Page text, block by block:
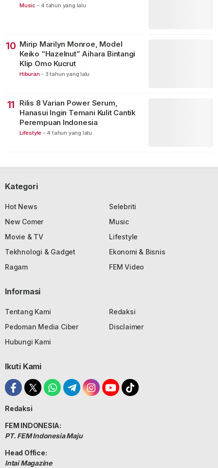
Music - 4 tahun yang lalu
10 Mirip Marilyn Monroe, Model
Keiko “Hazelnut” Aihara Bintangi
Klip Omo Kucrut
Hiburan - 3 tahun yang lalu
11
Rilis 8 Varian Power Serum,
Hanasui Ingin Temani Kulit Cantik
Perempuan Indonesia
Lifestyle - 4 tahun yang lalu
Kategori
Hot News
Selebriti
New Comer
Music
Movie & TV
Lifestyle
Tekhnologi & Gadget
Ekonomi & Bisnis
Ragam
FEM Video
Informasi
Tentang Kami
Redaksi
Pedoman Media Ciber
Disclaimer
Hubungi Kami
Ikuti Kami
Redaksi
FEM INDONESIA:
PT. FEM Indonesia Maju
Head Office:
Intai Magazine